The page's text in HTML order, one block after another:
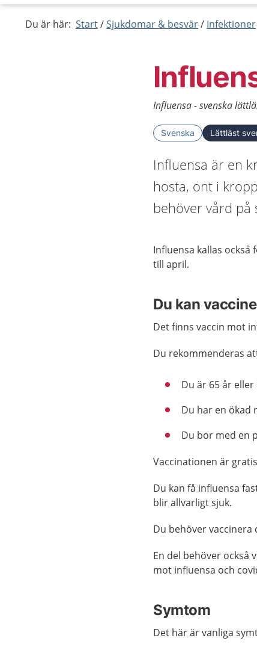
Du är här: Start Sjukdomar & besvär Infektioner
Influensa - svenska
Svenska Lättläst
Influensa är en
hosta, ont i
behöver vård på
Influensa kallas
till april.
Du kan
Det finns vaccin mot
Du rekommenderas
Du är 65 år eller
Du har en ökad
Du bor med en
Vaccinationen är
Du kan få influensa
blir allvarligt sjuk.
Du behöver
En del behöver också
mot influensa och
Symtom
Det här är vanliga